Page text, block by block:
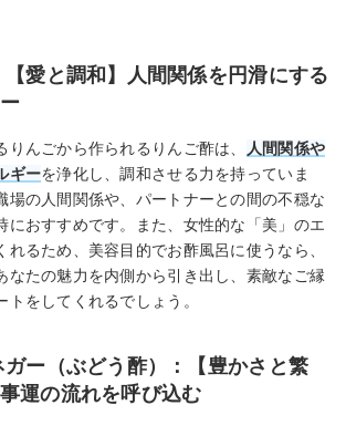
愛と調和】人間関係を円滑にする
りんごから作られるりんご酢は、
人間関係や
ギーを浄化し、調和させる力を持っていま
場の人間関係や、パートナーとの間の不穏な
におすすめです。また、女性的な「美」のエ
れるため、美容目的でお酢風呂に使うなら、
なたの魅力を内側から引き出し、素敵なご縁
トをしてくれるでしょう。
ー（ぶどう酢）：【豊かさと繁
運の流れを呼び込む